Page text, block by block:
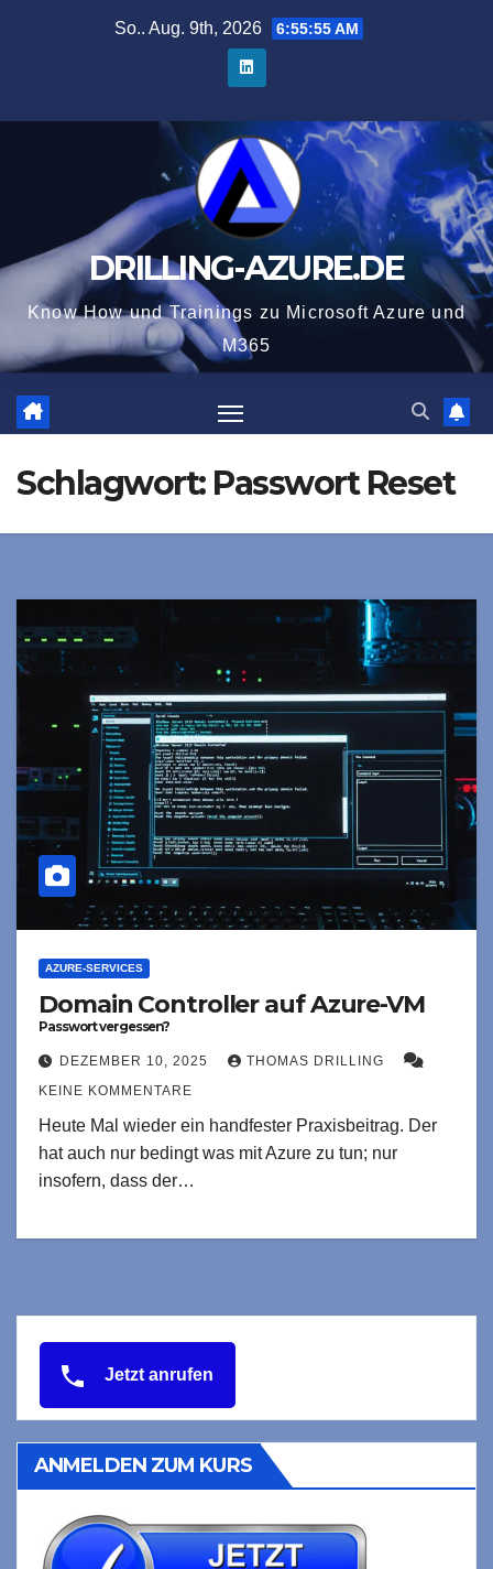
So.. Aug. 9th, 2026 6:55:55 AM
DRILLING-AZURE.DE
Know How und Trainings zu Microsoft Azure und
M365
Schlagwort: Passwort Reset
AZURE-SERVICES
Domain Controller auf Azure-VM
Passwort vergessen?
DEZEMBER 10, 2025
THOMAS DRILLING
KEINE KOMMENTARE
Heute Mal wieder ein handfester Praxisbeitrag. Der
hat auch nur bedingt was mit Azure zu tun; nur
insofern, dass der…
Jetzt anrufen
ANMELDEN ZUM KURS